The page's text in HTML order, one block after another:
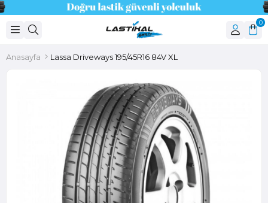
0
Anasayfa Lassa Driveways 195/45R16 84V XL